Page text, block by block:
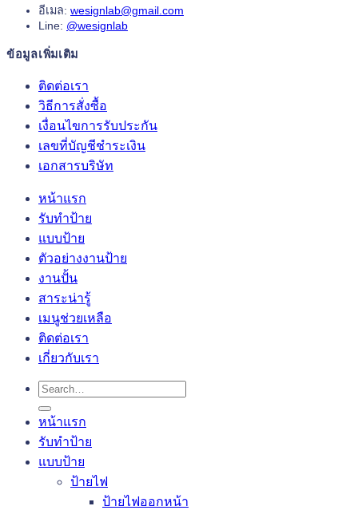
อีเมล: wesignlab@gmail.com
Line: @wesignlab
ข้อมูลเพิ่มเติม
ติดต่อเรา
วิธีการสั่งซื้อ
เงื่อนไขการรับประกัน
เลขที่บัญชีชำระเงิน
เอกสารบริษัท
หน้าแรก
รับทำป้าย
แบบป้าย
ตัวอย่างงานป้าย
งานปั้น
สาระน่ารู้
เมนูช่วยเหลือ
ติดต่อเรา
เกี่ยวกับเรา
Search
for:
หน้าแรก
รับทำป้าย
แบบป้าย
ป้ายไฟ
ป้ายไฟออกหน้า